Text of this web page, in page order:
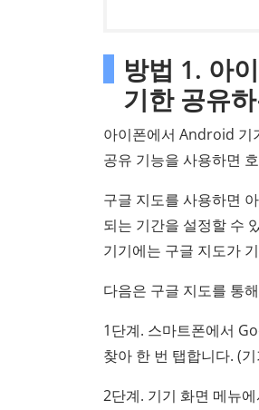
방법 1. 아
기한 공유
아이폰에서 Android 기
공유 기능을 사용하면
구글 지도를 사용하면
되는 기간을 설정할 수
기기에는 구글 지도가
다음은 구글 지도를 통
1단계. 스마트폰에서
찾아 한 번 탭합니다. (
2단계. 기기 화면 메뉴